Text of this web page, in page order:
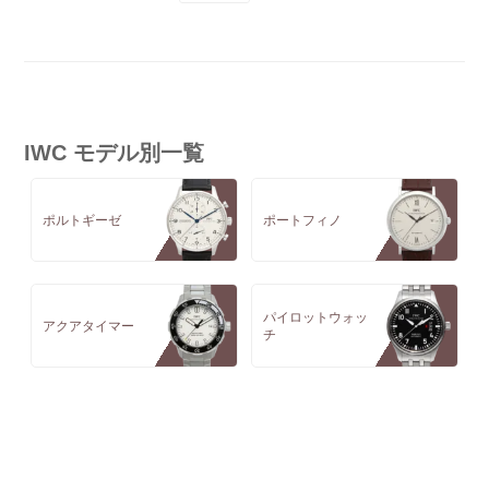
IWC モデル別一覧
ポルトギーゼ ポートフィノ
アクアタイマー
パイロットウォッ
チ